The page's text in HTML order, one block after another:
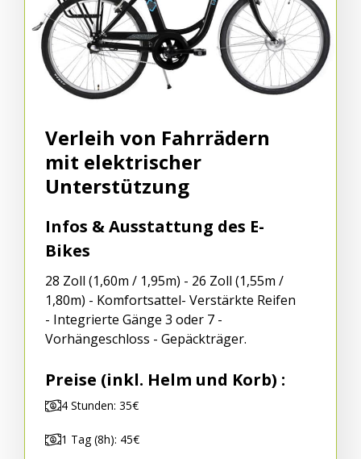
Verleih von Fahrrädern
mit elektrischer
Unterstützung
Infos & Ausstattung des E-
Bikes
28 Zoll (1,60m / 1,95m) - 26 Zoll (1,55m /
1,80m) - Komfortsattel- Verstärkte Reifen
- Integrierte Gänge 3 oder 7 -
Vorhängeschloss - Gepäckträger.
Preise (inkl. Helm und Korb) :
4 Stunden: 35€
1 Tag (8h): 45€